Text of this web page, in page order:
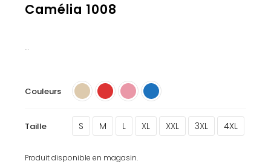
Camélia 1008
…
Couleurs
Taille S M L XL XXL 3XL 4XL
Produit disponible en magasin.